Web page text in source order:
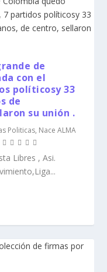
de
con el
políticosy 33
de
su unión .
Politicas, Nace ALMA
Libres , Asi.